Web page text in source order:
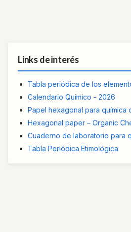
Links de interés
Tabla periódica de los
Calendario Químico - 2026
Papel hexagonal para química
Hexagonal paper – Organic
Cuaderno de laboratorio para
Tabla Periódica Etimológica